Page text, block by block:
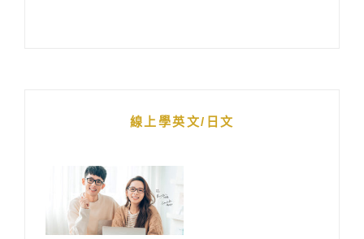
線上學英文/日文